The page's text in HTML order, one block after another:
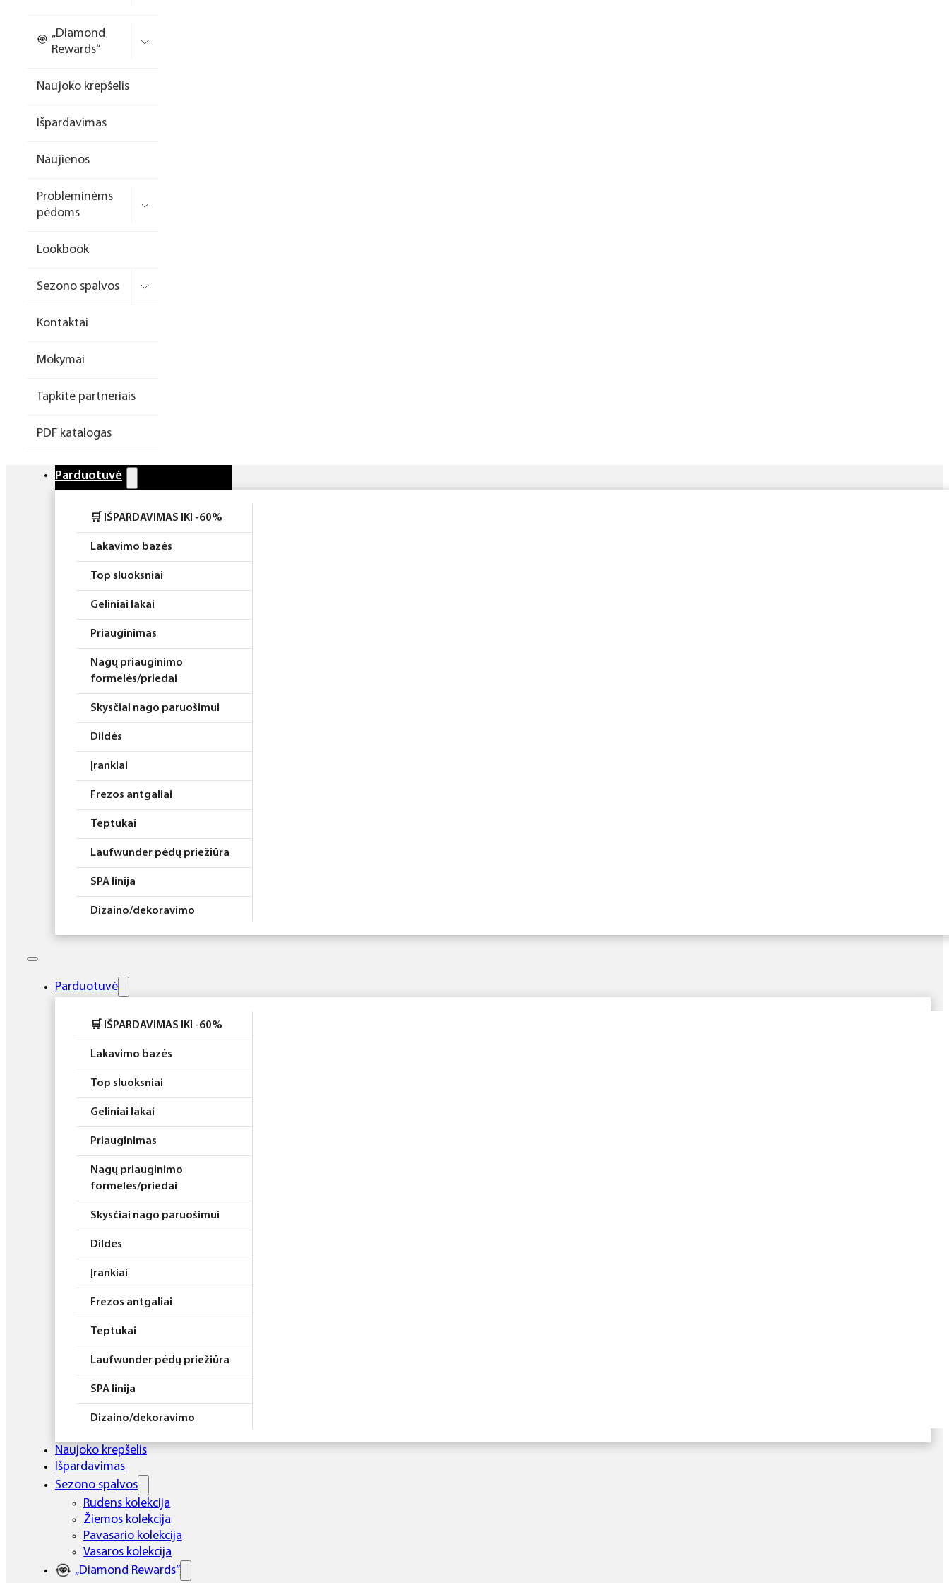
formelės/priedai
Dildės
Įrankiai
Laufwunder pėdų priežiūra
priemonės
Rinkiniai
„Diamond
Rewards“
Naujoko krepšelis
Išpardavimas
Naujienos
Probleminėms
pėdoms
Lookbook
Sezono spalvos
Kontaktai
Mokymai
Tapkite partneriais
PDF katalogas
Parduotuvė
🛒 IŠPARDAVIMAS IKI -60%
Lakavimo bazės
Top sluoksniai
Geliniai lakai
Priauginimas
Nagų priauginimo
formelės/priedai
Skysčiai nago paruošimui
Dildės
Įrankiai
Frezos antgaliai
Teptukai
Laufwunder pėdų priežiūra
SPA linija
Dizaino/dekoravimo
Higiena
Rinkiniai
Parduotuvė
🛒 IŠPARDAVIMAS IKI -60%
Lakavimo bazės
Top sluoksniai
Geliniai lakai
Priauginimas
Nagų priauginimo
formelės/priedai
Skysčiai nago paruošimui
Dildės
Įrankiai
Frezos antgaliai
Teptukai
Laufwunder pėdų priežiūra
SPA linija
Dizaino/dekoravimo
Elektros prietaisai
Higiena
Atributika
Rinkiniai
Naujoko krepšelis
Išpardavimas
Sezono spalvos
Rudens kolekcija
Žiemos kolekcija
Pavasario kolekcija
Vasaros kolekcija
„Diamond Rewards“